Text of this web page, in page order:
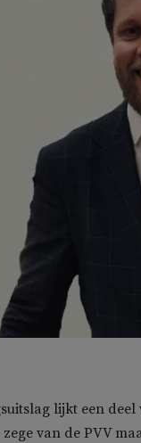
lijkt een
van de PVV